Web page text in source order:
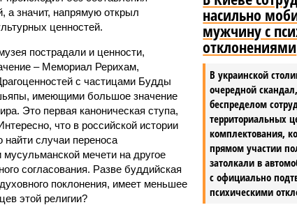
насильно
мужчину с
отклонениями
В украинской
очередной
беспределом
территориальных
комплектования,
прямом участии
затолкали в
с официально
психическими
а значит, напрямую открыл
ценностей.
пострадали и ценности,
– Мемориал Рерихам,
с частицами Будды
имеющими большое значение
Это первая каноническая ступа,
что в российской истории
случаи переноса
мусульманской мечети на другое
согласования. Разве буддийская
поклонения, имеет меньшее
этой религии?